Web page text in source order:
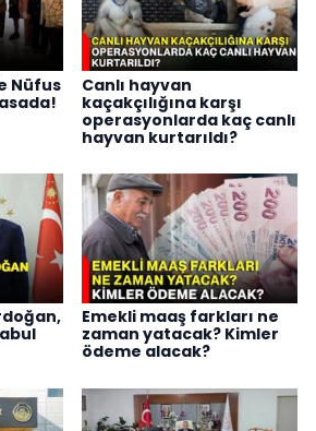
Nüfus
Canlı hayvan
kaçakçılığına karşı
operasyonlarda kaç canlı
hayvan kurtarıldı?
Emekli maaş farkları ne
zaman yatacak? Kimler
ödeme alacak?